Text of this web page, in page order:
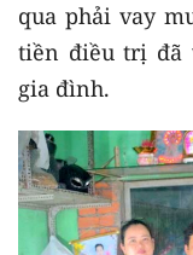
qua phải vay
tiền điều trị đã
gia đình.